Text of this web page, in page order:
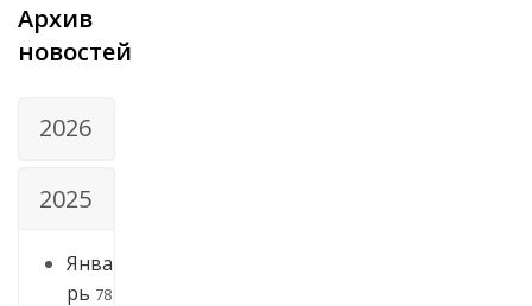
Архив
новостей
2026
2025
Янва
рь 78